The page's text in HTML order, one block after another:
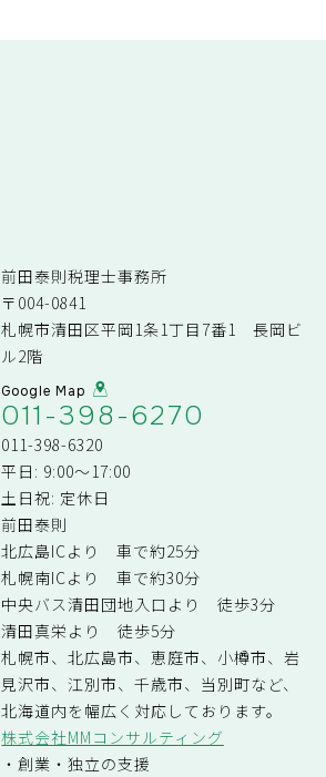
前田泰則税理士事務所
〒004-0841
札幌市清田区平岡1条1丁目7番1 長岡ビ
ル2階
Google Map
011-398-6270
011-398-6320
平日: 9:00～17:00
土日祝: 定休日
前田泰則
北広島ICより 車で約25分
札幌南ICより 車で約30分
中央バス清田団地入口より 徒歩3分
清田真栄より 徒歩5分
札幌市、北広島市、恵庭市、小樽市、岩
見沢市、江別市、千歳市、当別町など、
北海道内を幅広く対応しております。
株式会社MMコンサルティング
・創業・独立の支援